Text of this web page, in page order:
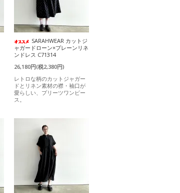
SARAHWEAR カットジ
ャガードローン×プレーンリネ
ンドレス C71314
26,180円(税2,380円)
レトロな柄のカットジャガー
ドとリネン素材の襟・袖口が
愛らしい、プリーツワンピー
ス。